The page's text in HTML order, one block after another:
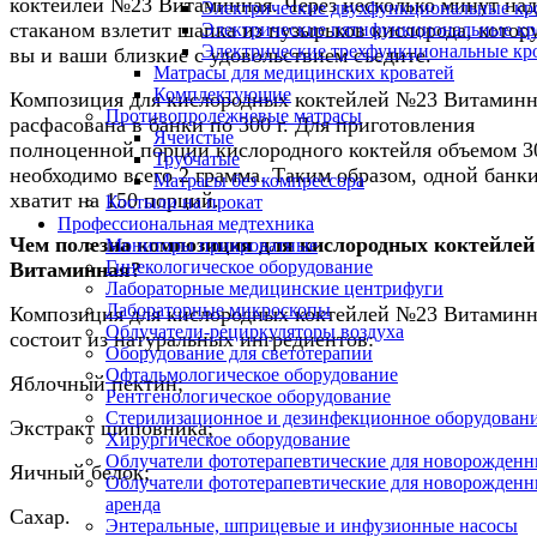
Электрические двухфункциональные
Электрические пятифункциональные
Электрические трехфункциональные
Матрасы для медицинских кроватей
Комплектующие
Противопролежневые матрасы
Ячеистые
Трубчатые
Матрасы без компрессора
Костыли на прокат
Профессиональная медтехника
Мониторы прикроватные
Гинекологическое оборудование
Лабораторные медицинские центрифуги
Лабораторные микроскопы
Облучатели-рециркуляторы воздуха
Оборудование для светотерапии
Офтальмологическое оборудование
Рентгенологическое оборудование
Стерилизационное и дезинфекционное
Хирургическое оборудование
Облучатели фототерапевтические для
Облучатели фототерапевтические для
аренда
Энтеральные, шприцевые и инфузионные насосы
стаканом взлетит шапка из пузырьков кислорода,
вы и ваши близкие с удовольствием съедите.
Композиция для кислородных коктейлей №23
расфасована в банки по 300 г. Для приготовления
полноценной порции кислородного коктейля объемом
необходимо всего 2 грамма. Таким образом, одной
хватит на 150 порций.
Чем полезна композиция для кислородных
Витаминная?
Композиция для кислородных коктейлей №23
состоит из натуральных ингредиентов:
Яблочный пектин;
Экстракт шиповника;
Яичный белок;
Сахар.